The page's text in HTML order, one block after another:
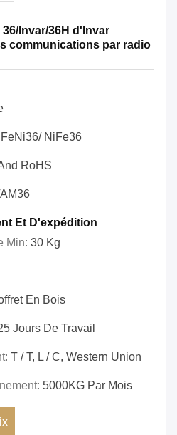
Invar/36H d'Invar
communications par radio
NiFe36
RoHS
Et D'expédition
Min: 30 Kg
En Bois
Jours De Travail
T / T, L / C, Western Union
5000KG Par Mois